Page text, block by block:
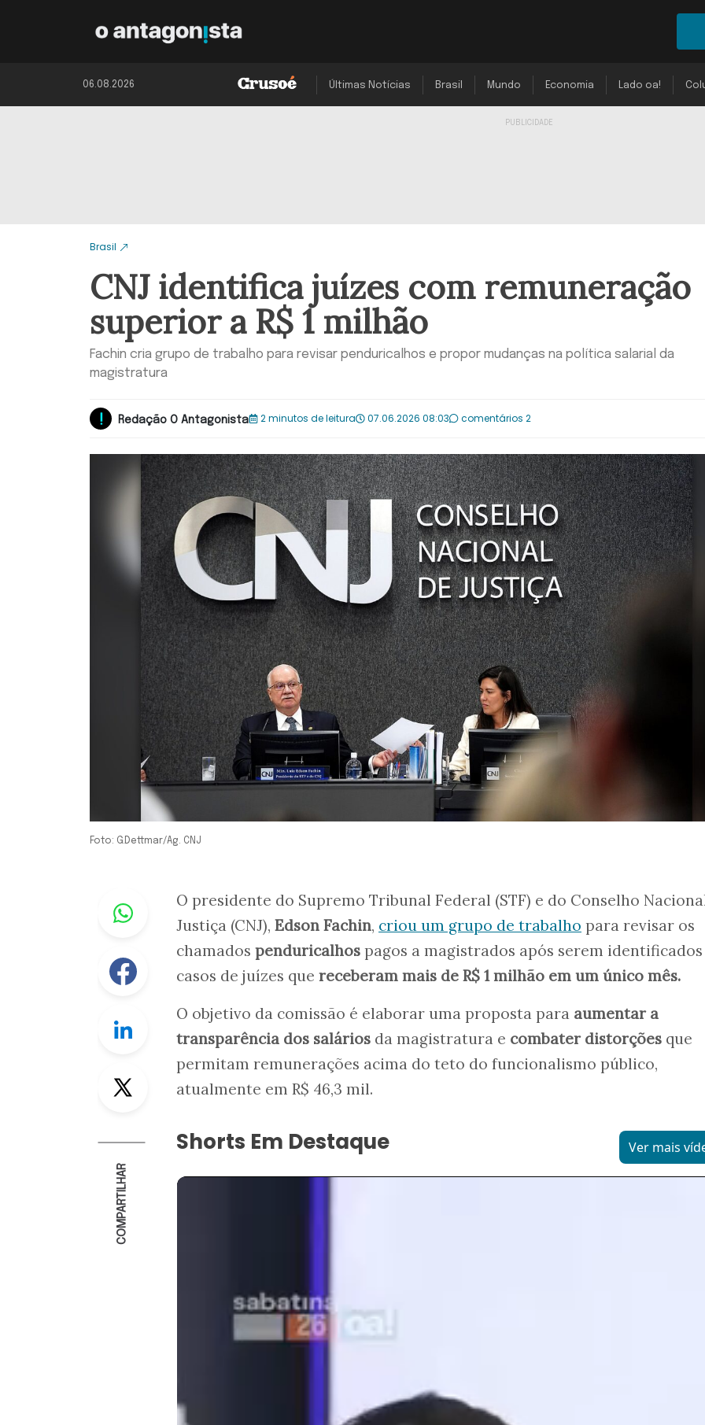
06.08.2026 Últimas Notícias Brasil Mundo Economia Lado oa!
Brasil
CNJ identifica juízes com remuneração
superior a R$ 1 milhão
Fachin cria grupo de trabalho para revisar penduricalhos e propor mudanças na política salarial da
magistratura
Redação O Antagonista 2 minutos de leitura 07.06.2026 08:03 comentários 2
Foto: G.Dettmar/Ag. CNJ
Whastapp
Facebook
Linkedin
Twitter
COMPARTILHAR
O presidente do Supremo Tribunal Federal (STF) e do Conselho
Justiça (CNJ), Edson Fachin, criou um grupo de trabalho para revisar os
chamados penduricalhos pagos a magistrados após serem identificados
casos de juízes que receberam mais de R$ 1 milhão em um único mês.
O objetivo da comissão é elaborar uma proposta para aumentar a
transparência dos salários da magistratura e combater distorções que
permitam remunerações acima do teto do funcionalismo público,
atualmente em R$ 46,3 mil.
Shorts Em Destaque Ver mais